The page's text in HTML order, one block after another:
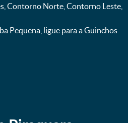
Contorno Norte, Contorno Leste,
Pequena, ligue para a Guinchos